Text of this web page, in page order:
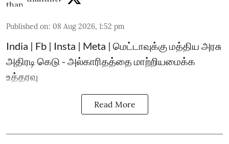
Published on: 08 Aug 2026, 1:52 pm
India | Fb | Insta | Meta | மெட்டாவுக்கு மத்திய அரசு
அதிரடி கெடு - அல்காரிதத்தை மாற்றியமைக்க
உத்தரவு
Read More